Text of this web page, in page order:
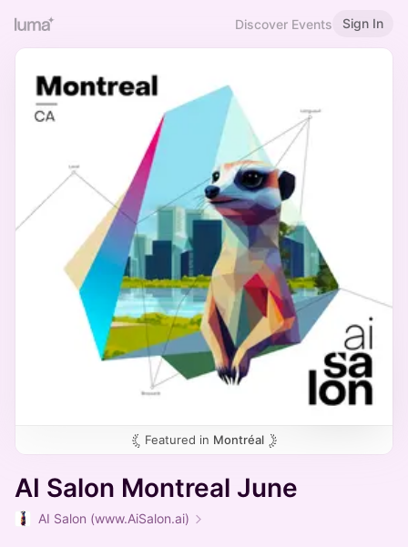
Discover Events Sign In
Featured in Montréal
AI Salon Montreal June
AI Salon (www.AiSalon.ai)